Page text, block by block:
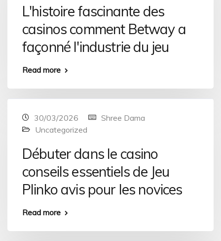
L'histoire fascinante des
casinos comment Betway a
façonné l'industrie du jeu
Read more
30/03/2026
Shree Dama
Uncategorized
Débuter dans le casino
conseils essentiels de Jeu
Plinko avis pour les novices
Read more